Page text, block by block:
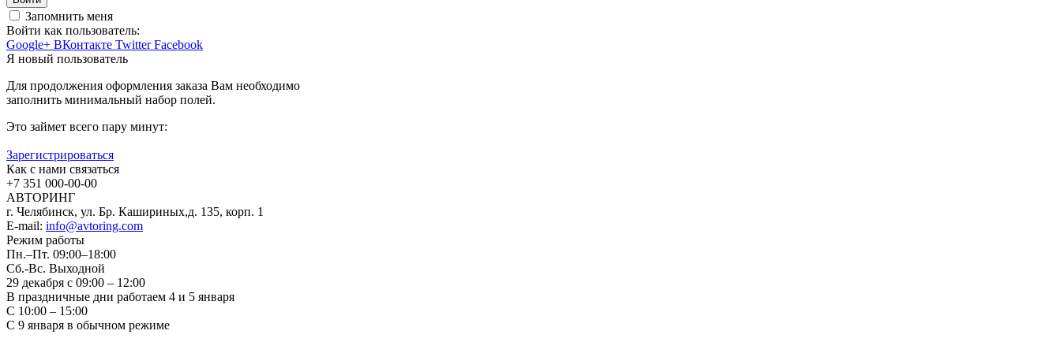
Запомнить меня
Войти как пользователь:
Google+ ВКонтакте Twitter Facebook
Я новый пользователь
Для продолжения оформления заказа Вам необходимо
заполнить минимальный набор полей.
Это займет всего пару минут:
Зарегистрироваться
Как с нами связаться
+7 351 000-00-00
АВТОРИНГ
г. Челябинск, ул. Бр. Кашириных,д. 135, корп. 1
E-mail: info@avtoring.com
Режим работы
Пн.–Пт. 09:00–18:00
Сб.-Вс. Выходной
29 декабря с 09:00 – 12:00
В праздничные дни работаем 4 и 5 января
С 10:00 – 15:00
С 9 января в обычном режиме